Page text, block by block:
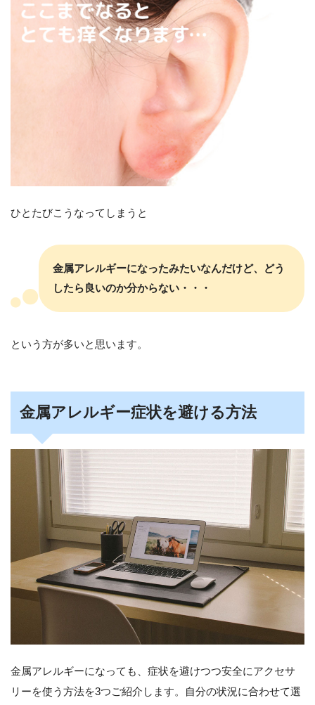
ひとたびこうなってしまうと
金属アレルギーになったみたいなんだけど、どう
したら良いのか分からない ・・・
という方が多いと思います。
金属アレルギー症状を避ける方法
金属アレルギーになっても、症状を避けつつ安全にアクセサ
リーを使う方法を3つご紹介します。自分の状況に合わせて選